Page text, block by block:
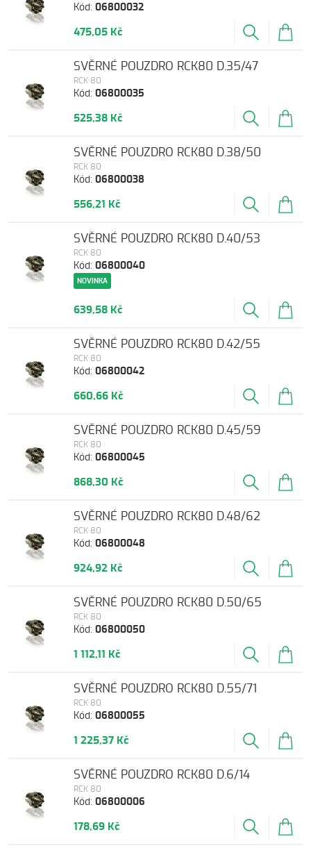
Kód:06800032
475,05 Kč
Kód:06800035
RCK 80
SVĚRNÉ POUZDRO RCK80 D.35/47
525,38 Kč
Kód:06800038
RCK 80
SVĚRNÉ POUZDRO RCK80 D.38/50
556,21 Kč
NOVINKA
Kód:06800040
RCK 80
SVĚRNÉ POUZDRO RCK80 D.40/53
639,58 Kč
Kód:06800042
RCK 80
SVĚRNÉ POUZDRO RCK80 D.42/55
660,66 Kč
Kód:06800045
RCK 80
SVĚRNÉ POUZDRO RCK80 D.45/59
868,30 Kč
Kód:06800048
RCK 80
SVĚRNÉ POUZDRO RCK80 D.48/62
924,92 Kč
Kód:06800050
RCK 80
SVĚRNÉ POUZDRO RCK80 D.50/65
1 112,11 Kč
Kód:06800055
RCK 80
SVĚRNÉ POUZDRO RCK80 D.55/71
1 225,37 Kč
Kód:06800006
RCK 80
SVĚRNÉ POUZDRO RCK80 D.6/14
178,69 Kč